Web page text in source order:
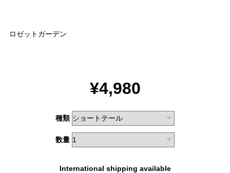
ロゼットガーデン
¥4,980
種類
数量
International shipping available